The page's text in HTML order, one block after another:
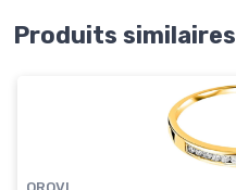
Produits similaires